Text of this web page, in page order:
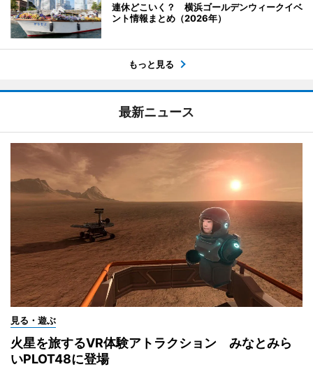
連休どこいく？ 横浜ゴールデンウィークイベ
ント情報まとめ（2026年）
もっと見る
最新ニュース
見る・遊ぶ
火星を旅するVR体験アトラクション みなとみら
いPLOT48に登場